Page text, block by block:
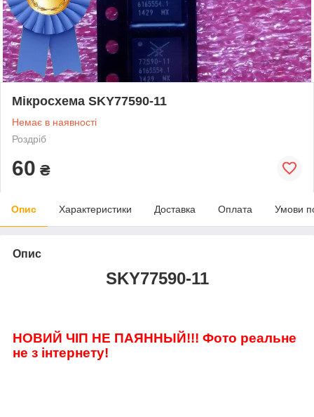
Мікросхема SKY77590-11
Немає в наявності
Роздріб
60 ₴
Опис Характеристики Доставка Оплата Умови
Опис
SKY77590-11
НОВИЙ ЧІП НЕ ПАЯННЫЙ!!! Фото реальне
не з інтернету!